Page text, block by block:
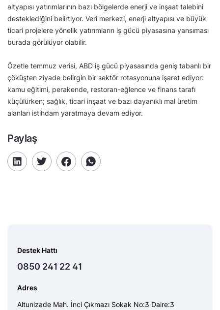
altyapısı yatırımlarının bazı bölgelerde enerji ve inşaat talebini
desteklediğini belirtiyor. Veri merkezi, enerji altyapısı ve büyük
ticari projelere yönelik yatırımların iş gücü piyasasına yansıması
burada görülüyor olabilir.
Özetle temmuz verisi, ABD iş gücü piyasasında geniş tabanlı bir
çöküşten ziyade belirgin bir sektör rotasyonuna işaret ediyor:
kamu eğitimi, perakende, restoran-eğlence ve finans tarafı
küçülürken; sağlık, ticari inşaat ve bazı dayanıklı mal üretim
alanları istihdam yaratmaya devam ediyor.
Paylaş
Destek Hattı
0850 241 22 41
Adres
Altunizade Mah. İnci Çıkmazı Sokak No:3 Daire:3